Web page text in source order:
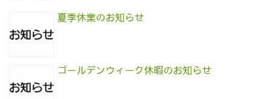
夏季休業のお知らせ
ゴールデンウィーク休暇のお知らせ